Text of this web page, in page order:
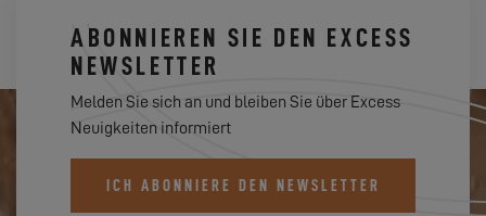
ABONNIEREN SIE DEN EXCESS
NEWSLETTER
Melden Sie sich an und bleiben Sie über Excess
Neuigkeiten informiert
ICH ABONNIERE DEN NEWSLETTER